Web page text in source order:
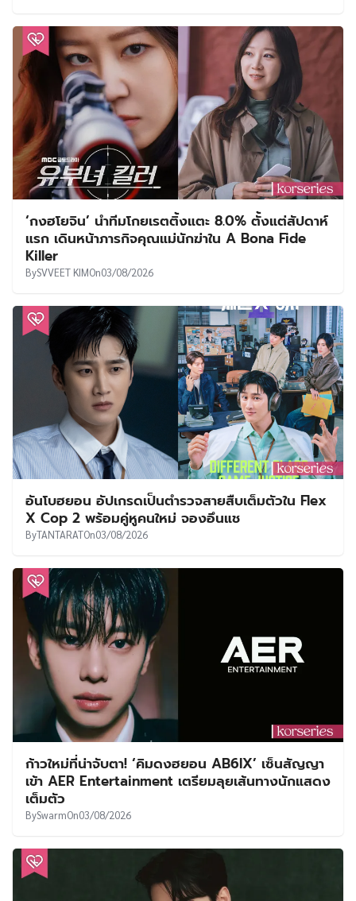
‘กงฮโยจิน’ นำทีมโกยเรตติ้งแตะ 8.0% ตั้งแต่สัปดาห์
แรก เดินหน้าภารกิจคุณแม่นักฆ่าใน A Bona Fide
Killer
BySVVEET KIMOn03/08/2026
อันโบฮยอน อัปเกรดเป็นตำรวจสายสืบเต็มตัวใน Flex
X Cop 2 พร้อมคู่หูคนใหม่ จองอึนแช
ByTANTARATOn03/08/2026
ก้าวใหม่ที่น่าจับตา! ‘คิมดงฮยอน AB6IX’ เซ็นสัญญา
เข้า AER Entertainment เตรียมลุยเส้นทางนักแสดง
เต็มตัว
BySwarmOn03/08/2026